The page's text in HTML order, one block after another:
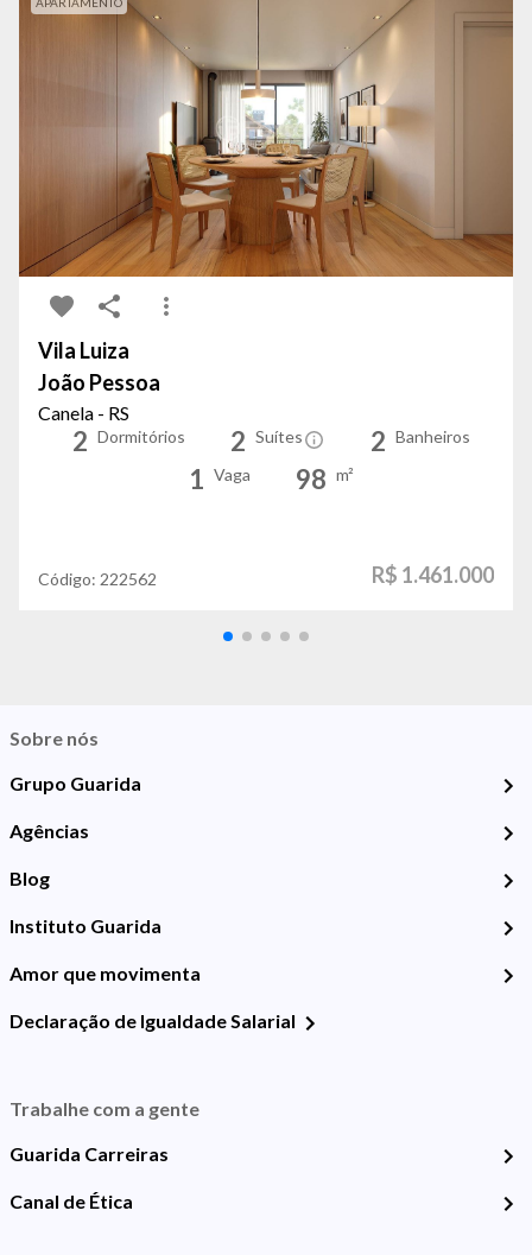
APARTAMENTO
Vila Luiza
João Pessoa
Canela - RS
2 Dormitórios 2 Suítes 2 Banheiros
1 Vaga 98 m²
Código: 222562 R$ 1.461.000
Sobre nós
Grupo Guarida
Agências
Blog
Instituto Guarida
Amor que movimenta
Declaração de Igualdade Salarial
Trabalhe com a gente
Guarida Carreiras
Canal de Ética